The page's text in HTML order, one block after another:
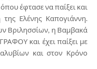
έφτασε να παίξει και
Ελένης Καπογιάννη.
Βριλησσίων, η Βαμβακά
και έχει παίξει με
και στον Κρόνο